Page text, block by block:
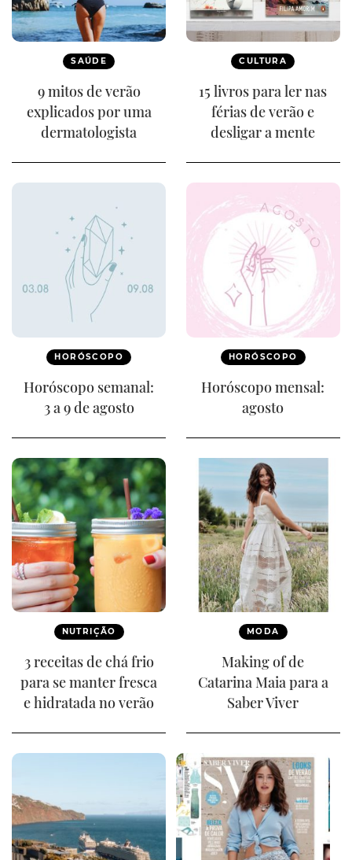
SAÚDE
9 mitos de verão
explicados por uma
dermatologista
CULTURA
15 livros para ler nas
férias de verão e
desligar a mente
HORÓSCOPO
Horóscopo semanal:
3 a 9 de agosto
HORÓSCOPO
Horóscopo mensal:
agosto
NUTRIÇÃO
3 receitas de chá frio
para se manter fresca
e hidratada no verão
MODA
Making of de
Catarina Maia para a
Saber Viver